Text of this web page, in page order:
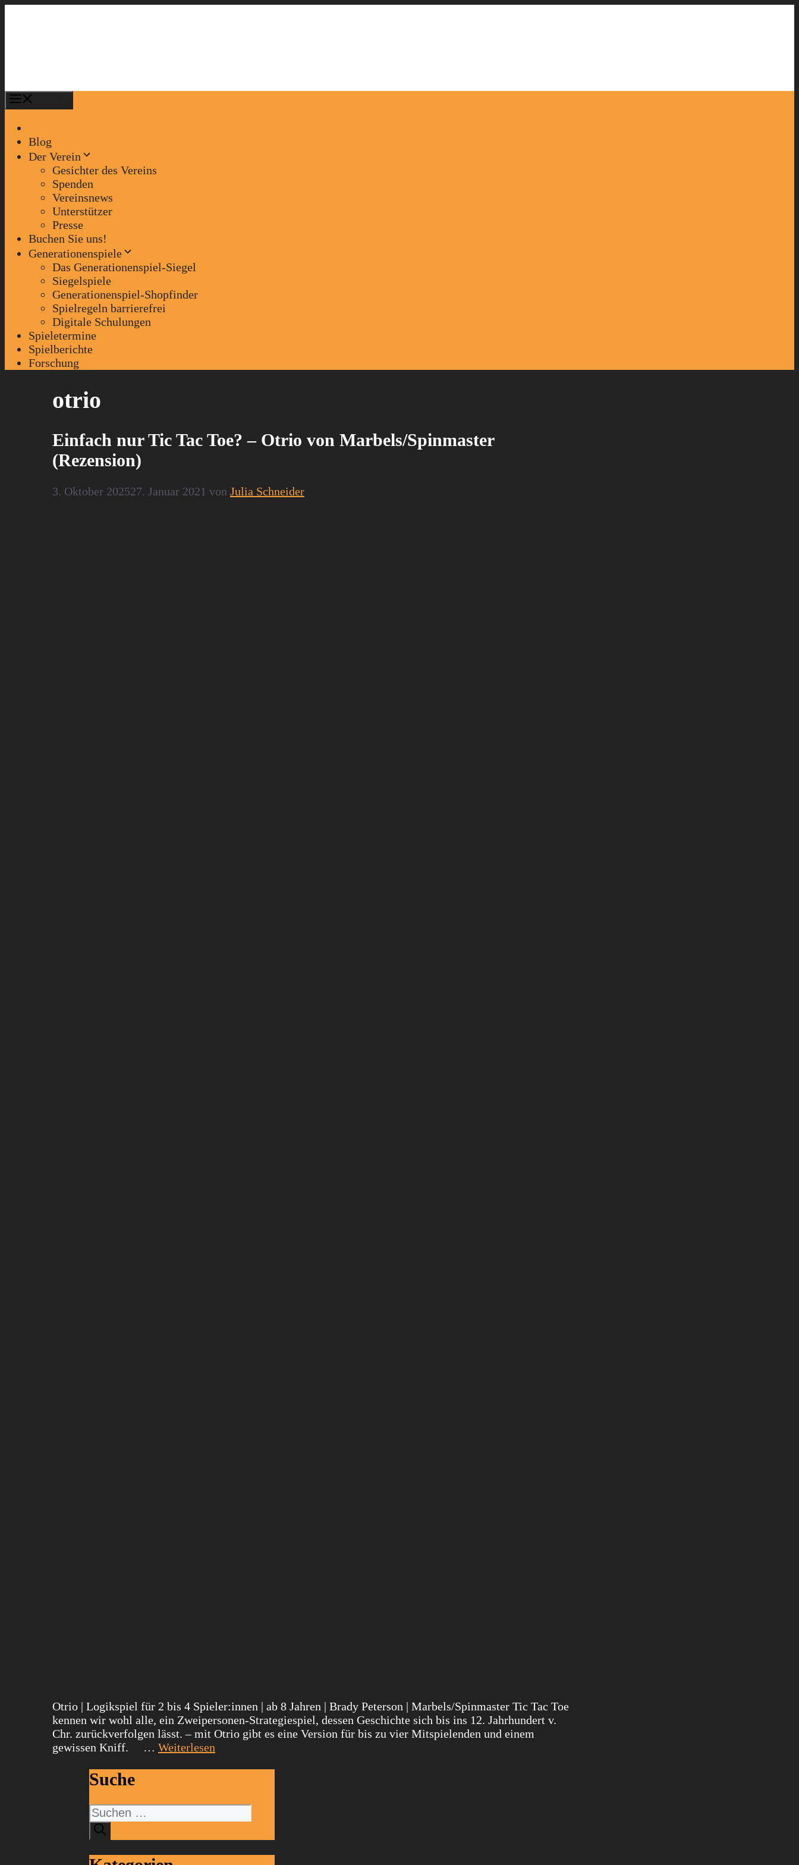
Blog
Der Verein
Gesichter des Vereins
Spenden
Vereinsnews
Unterstützer
Presse
Buchen Sie uns!
Generationenspiele
Das Generationenspiel-Siegel
Siegelspiele
Generationenspiel-Shopfinder
Spielregeln barrierefrei
Digitale Schulungen
Spieletermine
Spielberichte
Forschung
otrio
Einfach nur Tic Tac Toe? – Otrio von Marbels/Spinmaster
(Rezension)
3. Oktober 202527. Januar 2021 von Julia Schneider
Otrio | Logikspiel für 2 bis 4 Spieler:innen | ab 8 Jahren | Brady Peterson | Marbels/Spinmaster Tic Tac Toe
kennen wir wohl alle, ein Zweipersonen-Strategiespiel, dessen Geschichte sich bis ins 12. Jahrhundert v.
Chr. zurückverfolgen lässt. – mit Otrio gibt es eine Version für bis zu vier Mitspielenden und einem
gewissen Kniff. … Weiterlesen
Suche
Suchen
nach: